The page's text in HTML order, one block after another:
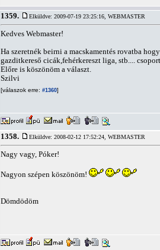
1359. Elküldve: 2009-07-19 23:25:16, WEBMASTER
Kedves Webmaster!
Ha szeretnék beirni a macskamentés rovatba
gazditkereső cicák,fehérkereszt liga, stb....
Előre is köszönöm a választ.
Szilvi
[válaszok erre: #1360]
1358. Elküldve: 2008-02-12 17:52:24, WEBMASTER
Nagy vagy, Póker!
Nagyon szépen köszönöm!
Dömdödöm